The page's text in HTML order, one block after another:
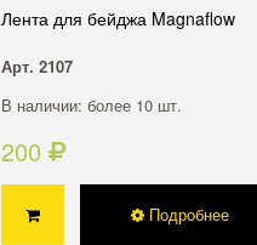
Лента для бейджа Magnaflow
Арт. 2107
В наличии: более 10 шт.
200
Подробнее